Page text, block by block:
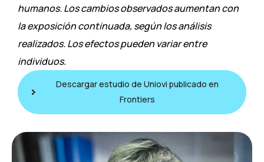
humanos. Los cambios observados aumentan con
la exposición continuada, según los análisis
realizados. Los efectos pueden variar entre
individuos.
Descargar estudio de Uniovi publicado en
Frontiers